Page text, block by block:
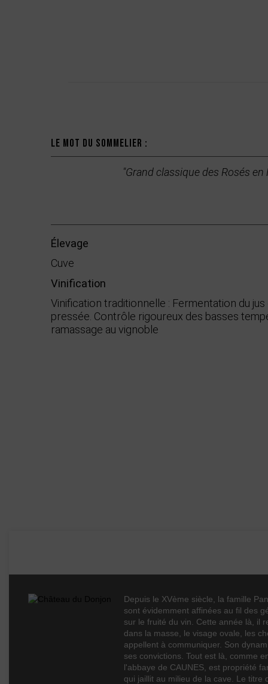
Le mot du sommelier :
"Grand classique des Rosés
Élevage
Cuve
Vinification
Vinification traditionnelle : Fermentation du
pressée. Contrôle rigoureux des basses
ramassage au vignoble
Depuis le XVème siècle, la famille
sont évidemment affinées au fil des
sur le fruité du vin. Cette année là, il
dans la masse, le visage ovale, les
appellent à communiquer. Son
ses convictions. Tout est là, comme
l'abbaye de CAUNES, est propriété
qui jaillit au milieu de la cave. Le